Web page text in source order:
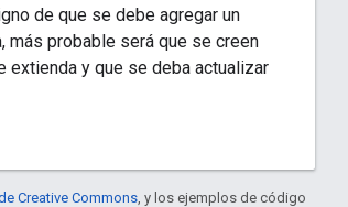
de que se debe agregar un
más probable será que se creen
extienda y que se deba actualizar
Creative Commons, y los ejemplos de código